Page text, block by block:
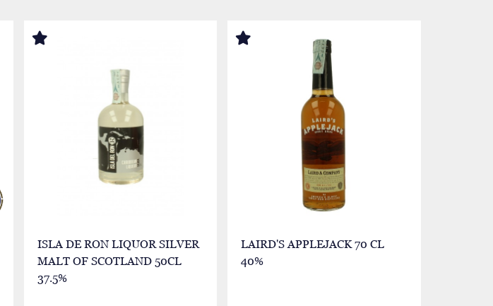
ISLA DE RON LIQUOR SILVER
MALT OF SCOTLAND 50CL
37.5%
LAIRD'S APPLEJACK 70 CL
40%